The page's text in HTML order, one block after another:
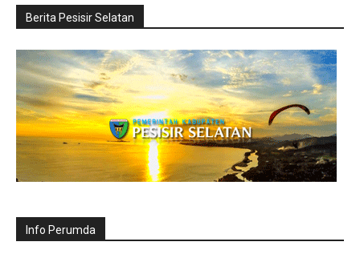
Berita Pesisir Selatan
Info Perumda